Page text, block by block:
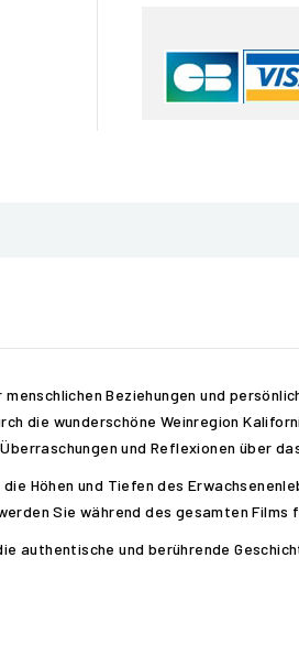
Beziehungen und
die wunderschöne Weinregion
und Reflexionen über
Höhen und Tiefen des
Sie während des gesamten Films
authentische und berührende